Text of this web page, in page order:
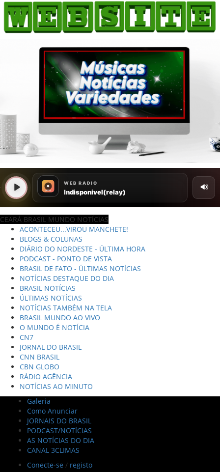
CEARÁ BRASIL MUNDO NOTÍCIAS
ACONTECEU...VIROU MANCHETE!
BLOGS & COLUNAS
DIÁRIO DO NORDESTE - ÚLTIMA HORA
PODCAST - PONTO DE VISTA
BRASIL DE FATO - ÚLTIMAS NOTÍCIAS
NOTÍCIAS DESTAQUE DO DIA
BRASIL NOTÍCIAS
ÚLTIMAS NOTÍCIAS
NOTÍCIAS TAMBÉM NA TELA
BRASIL MUNDO AO VIVO
O MUNDO É NOTÍCIA
CN7
JORNAL DO BRASIL
CNN BRASIL
CBN GLOBO
RÁDIO AGÊNCIA
NOTÍCIAS AO MINUTO
Galeria
Como Anunciar
JORNAIS DO BRASIL
PODCAST/NOTÍCIAS
AS NOTÍCIAS DO DIA
CANAL 3CLIMAS
Conecte-se / registo